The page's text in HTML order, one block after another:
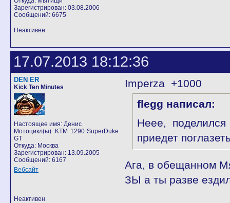
Зарегистрирован: 03.08.2006
Сообщений: 6675
Неактивен
17.07.2013 18:12:36
DEN ER
Kick Ten Minutes
Настоящее имя: Денис
Мотоцикл(ы): KTM 1290 SuperDuke
GT
Откуда: Москва
Зарегистрирован: 13.09.2005
Сообщений: 6167
Вебсайт
Imperza +1000
flegg написал:
Неее,
приедет
Ага, в обещанном
ЗЫ а ты разве
Неактивен